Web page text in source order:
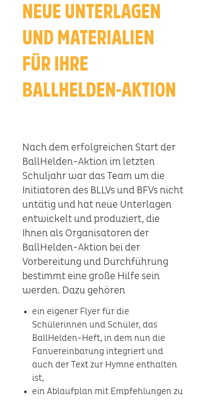
NEUE UNTERLAGEN
UND MATERIALIEN
FÜR IHRE
BALLHELDEN-AKTION
Nach dem erfolgreichen Start der
BallHelden-Aktion im letzten
Schuljahr war das Team um die
Initiatoren des BLLVs und BFVs nicht
untätig und hat neue Unterlagen
entwickelt und produziert, die
Ihnen als Organisatoren der
BallHelden-Aktion bei der
Vorbereitung und Durchführung
bestimmt eine große Hilfe sein
werden. Dazu gehören
ein eigener Flyer für die
Schülerinnen und Schüler, das
BallHelden-Heft, in dem nun die
Fanvereinbarung integriert und
auch der Text zur Hymne enthalten
ist,
ein Ablaufplan mit Empfehlungen zu